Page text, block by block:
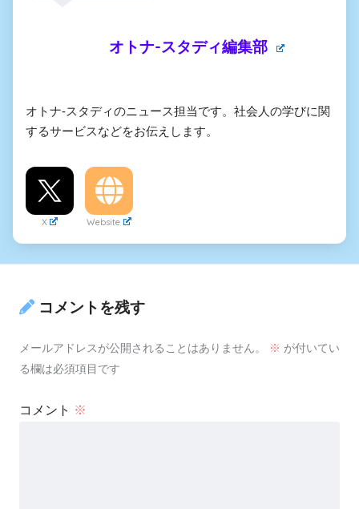
オトナ-スタディ編集部
オトナ-スタディのニュース担当です。社会人の学びに関
するサービスなどをお伝えします。
X Website
コメントを残す
メールアドレスが公開されることはありません。 ※ が付いてい
る欄は必須項目です
コメント ※